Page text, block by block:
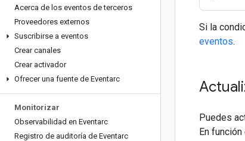
Acerca de los eventos de terceros
Proveedores externos
Suscribirse a eventos
Crear canales
Crear activador
Ofrecer una fuente de Eventarc
Monitorizar
Observabilidad en Eventarc
Registro de auditoría de Eventarc
Si la
eventos.
Puedes
En